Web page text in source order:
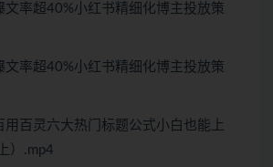
文率超40%小红书精细化博主投放策
文率超40%小红书精细化博主投放策
用百灵六大热门标题公式小白也能上
）.mp4